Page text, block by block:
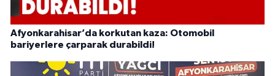
Afyonkarahisar’da korkutan kaza: Otomobil
bariyerlere çarparak durabildi!